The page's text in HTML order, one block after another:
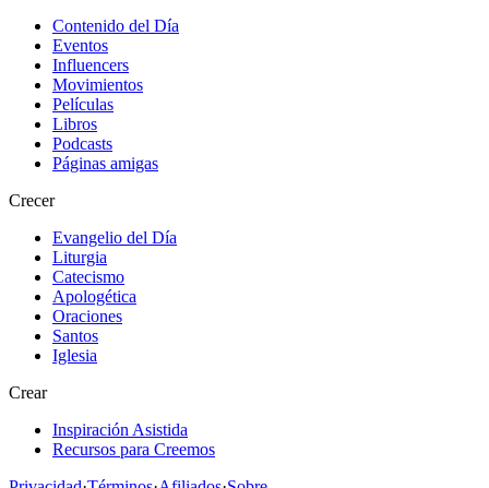
Contenido del Día
Eventos
Influencers
Movimientos
Películas
Libros
Podcasts
Páginas amigas
Crecer
Evangelio del Día
Liturgia
Catecismo
Apologética
Oraciones
Santos
Iglesia
Crear
Inspiración Asistida
Recursos para Creemos